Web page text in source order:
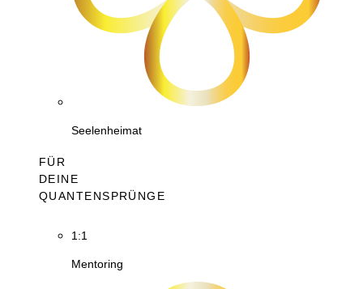
Seelenheimat
FÜR
DEINE
QUANTENSPRÜNGE
1:1
Mentoring